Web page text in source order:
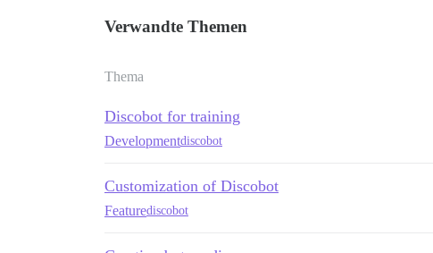
Verwandte Themen
Thema
Discobot for training
Developmentdiscobot
Customization of Discobot
Featurediscobot